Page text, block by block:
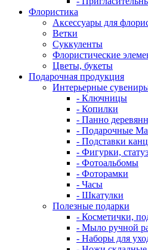
Флористика
Аксессуары для
Ветки
Суккуленты
Флористические
Цветы, букеты
Подарочная продукция
Интерьерные
- Ключницы
- Копилки
- Панно
- Подарочные
- Подставки
- Фигурки,
- Фотоальбомы
- Фоторамки
- Часы
- Шкатулки
Полезные подарки
- Косметички,
- Мыло ручной
- Наборы для